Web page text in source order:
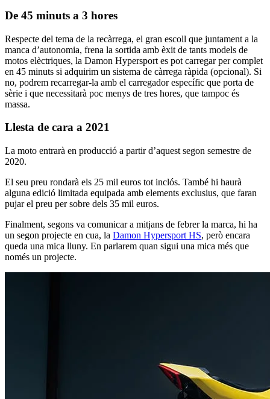
De 45 minuts a 3 hores
Respecte del tema de la recàrrega, el gran escoll que juntament a la
manca d’autonomia, frena la sortida amb èxit de tants models de
motos elèctriques, la Damon Hypersport es pot carregar per complet
en 45 minuts si adquirim un sistema de càrrega ràpida (opcional). Si
no, podrem recarregar-la amb el carregador específic que porta de
sèrie i que necessitarà poc menys de tres hores, que tampoc és
massa.
Llesta de cara a 2021
La moto entrarà en producció a partir d’aquest segon semestre de
2020.
El seu preu rondarà els 25 mil euros tot inclós. També hi haurà
alguna edició limitada equipada amb elements exclusius, que faran
pujar el preu per sobre dels 35 mil euros.
Finalment, segons va comunicar a mitjans de febrer la marca, hi ha
un segon projecte en cua, la Damon Hypersport HS, però encara
queda una mica lluny. En parlarem quan sigui una mica més que
només un projecte.